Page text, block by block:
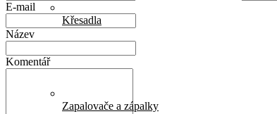
Křesadla
Zapalovače a zápalky
E-mail
Název
Komentář